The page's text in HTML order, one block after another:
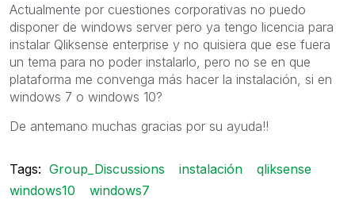
Actualmente por cuestiones corporativas no puedo
disponer de windows server pero ya tengo licencia para
instalar Qliksense enterprise y no quisiera que ese fuera
un tema para no poder instalarlo, pero no se en que
plataforma me convenga más hacer la instalación, si en
windows 7 o windows 10?
De antemano muchas gracias por su ayuda!!
Tags: Group_Discussions instalación
qliksense
windows10
windows7